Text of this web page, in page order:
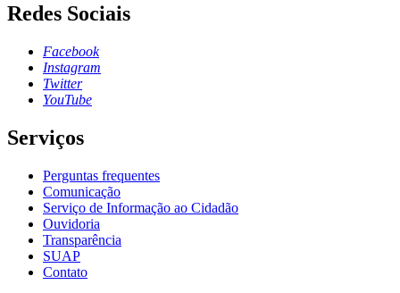
Redes Sociais
Facebook
Instagram
Twitter
YouTube
Serviços
Perguntas frequentes
Comunicação
Serviço de Informação ao Cidadão
Ouvidoria
Transparência
SUAP
Contato